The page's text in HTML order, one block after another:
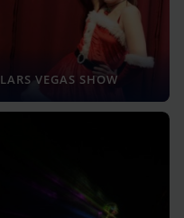
LARS VEGAS SHOW